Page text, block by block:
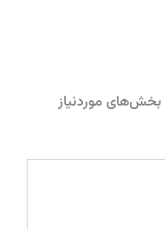
بخش‌های موردنیاز